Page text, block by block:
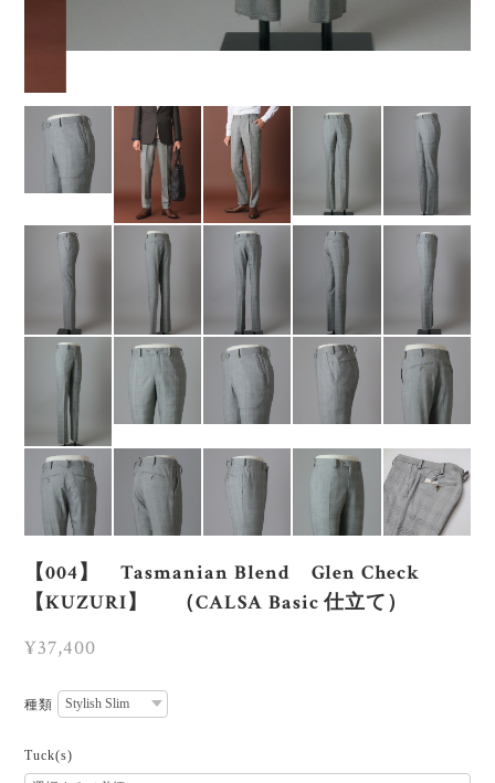
【004】 Tasmanian Blend Glen Check
【KUZURI】 （CALSA Basic 仕立て）
¥37,400
種類
Tuck(s)